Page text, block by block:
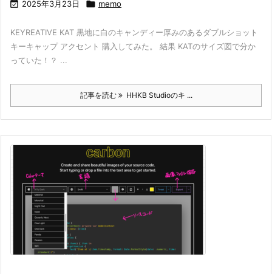
 2025年3月23日  memo
KEYREATIVE KAT 黒地に白のキャンディー厚みのあるダブルショット
キーキャップ アクセント 購入してみた。 結果 KATのサイズ図で分か
っていた！？ ...
記事を読む HHKB Studioのキ ...